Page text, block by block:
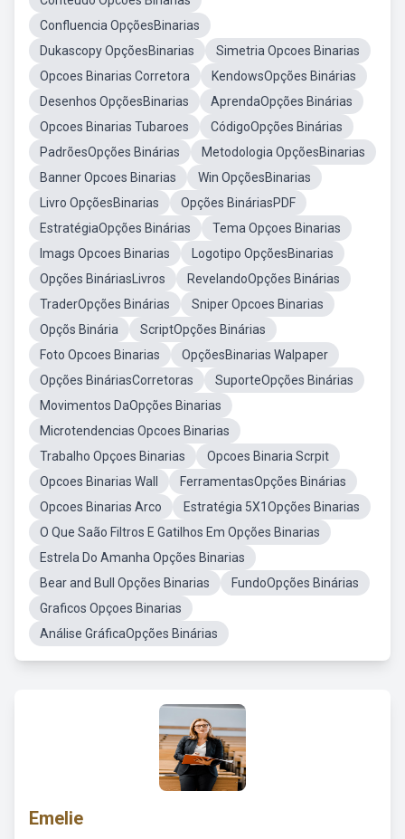
Confluencia OpçõesBinarias
Dukascopy OpçõesBinarias
Simetria Opcoes Binarias
Opcoes Binarias Corretora
KendowsOpções Binárias
Desenhos OpçõesBinarias
AprendaOpções Binárias
Opcoes Binarias Tubaroes
CódigoOpções Binárias
PadrõesOpções Binárias
Metodologia OpçõesBinarias
Banner Opcoes Binarias
Win OpçõesBinarias
Livro OpçõesBinarias
Opções BináriasPDF
EstratégiaOpções Binárias
Tema Opçoes Binarias
Imags Opcoes Binarias
Logotipo OpçõesBinarias
Opções BináriasLivros
RevelandoOpções Binárias
TraderOpções Binárias
Sniper Opcoes Binarias
Opçõs Binária
ScriptOpções Binárias
Foto Opcoes Binarias
OpçõesBinarias Walpaper
Opções BináriasCorretoras
SuporteOpções Binárias
Movimentos DaOpções Binarias
Microtendencias Opcoes Binarias
Trabalho Opçoes Binarias
Opcoes Binaria Scrpit
Opcoes Binarias Wall
FerramentasOpções Binárias
Opcoes Binarias Arco
Estratégia 5X1Opções Binarias
O Que Saão Filtros E Gatilhos Em Opções Binarias
Estrela Do Amanha Opções Binarias
Bear and Bull Opções Binarias
FundoOpções Binárias
Graficos Opçoes Binarias
Análise GráficaOpções Binárias
Emelie